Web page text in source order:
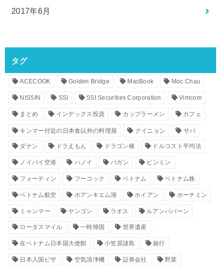
2017年6月
タグ
ACECOOK Golden Bridge MacBook Moc Chau
NISSIN SSI SSI Securities Corporation Vimcom
まとめ インデックス投資 カップラーメン カフェ
キンマー付近の日本食以外の料理屋 クイニョン サパ
ダナン ドラえもん ドラゴン橋 ドルコスト平均法
ノイバイ空港 ハノイ バガン ビンミン
フォーティン フーコック ベトナム ベトナム株
ベトナム航空 ホアンキエム湖 ホイアン ホーチミン
ミャンマー ヤンゴン ラオス ルアンパバーン
ロータスマイル 一時帰国 世界遺産
在ベトナム日本国大使館 小笠原諸島 旅行
日本入国ビザ 空気清浄機 証券会社 野菜